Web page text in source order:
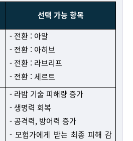
선택 가능 항목
- 전환 : 아알
- 전환 : 아히브
- 전환 : 라브리프
- 전환 : 세르트
- 라밤 기술 피해량 증가
- 생명력 회복
- 공격력, 방어력 증가
- 모험가에게 받는 최종 피해 감